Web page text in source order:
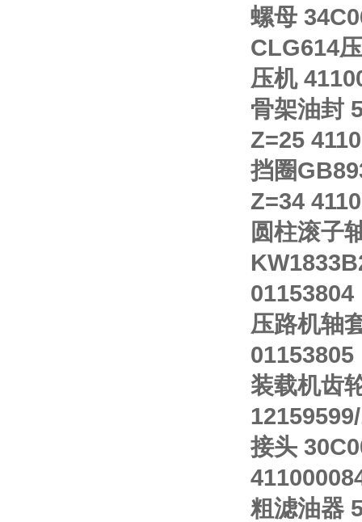
螺母
CLG614
压机
骨架油封
Z=25
挡圈
Z=34
圆柱滚子
01153804
压路机轴
01153805
装载机齿
接头
粗滤油器